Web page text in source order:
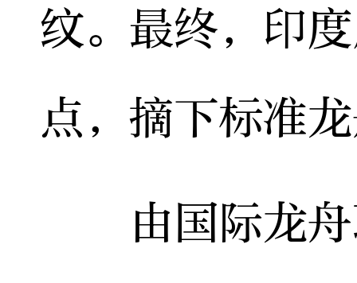
纹。最终，印
点，摘下标准
由国际龙舟